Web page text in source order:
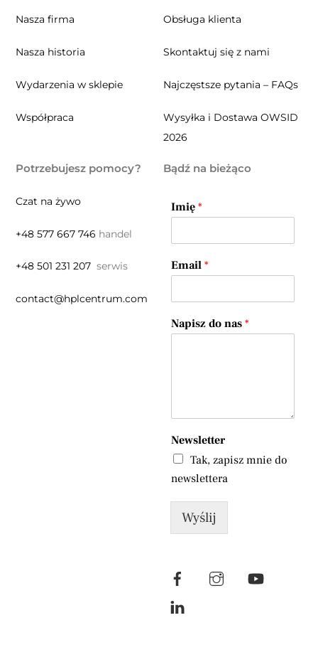
Nasza firma
Nasza historia
Wydarzenia w sklepie
Współpraca
Obsługa klienta
Skontaktuj się z nami
Najczęstsze pytania – FAQs
Wysyłka i Dostawa OWSID
2026
Potrzebujesz pomocy?
Czat na żywo
+48 577 667 746 handel
+48 501 231 207 serwis
contact@hplcentrum.com
Bądź na bieżąco
Imię*
Email*
Napisz do nas*
Newsletter
Tak, zapisz mnie do
newslettera
Wyślij